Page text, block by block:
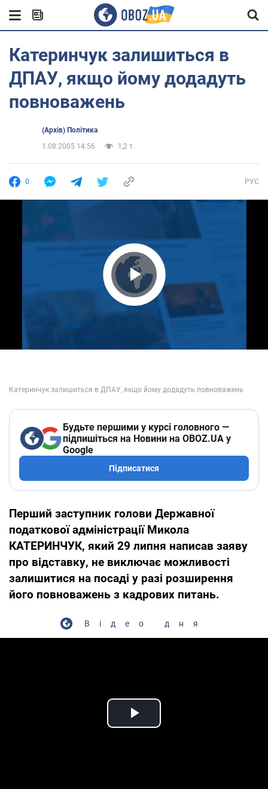
Катеринчук залишиться в
ДПАУ, якщо йому додадуть
повноважень
(Архів) Політика
1.08.2005 14:56
1,2 т.
0 РУС
Play Video
Будьте першими у курсі головного —
підпишіться на Новини на OBOZ.UA у
Google
Підписатися
Перший заступник голови Державної
податкової адміністрації Микола
КАТЕРИНЧУК, який 29 липня написав заяву
про відставку, не виключає можливості
залишитися на посаді у разі розширення
його повноважень з кадрових питань.
Відео дня
Play Video